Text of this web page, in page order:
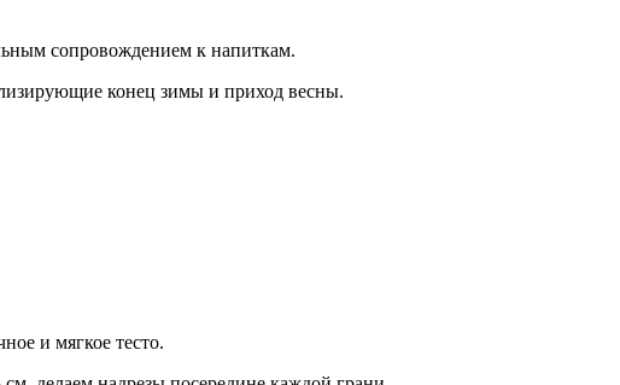
сопровождением к напиткам.
конец зимы и приход весны.
и мягкое тесто.